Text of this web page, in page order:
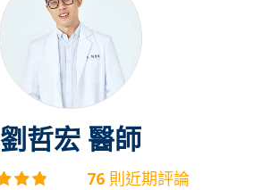
劉哲宏 醫師
76則近期評論